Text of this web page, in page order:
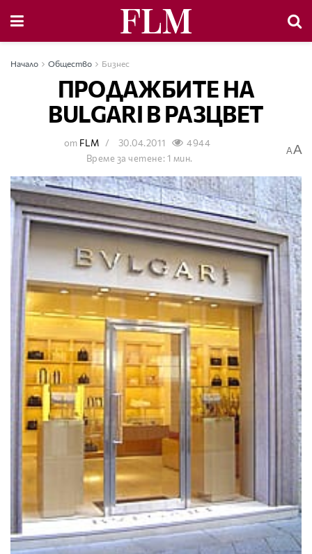
Начало Общество Бизнес
ПРОДАЖБИТЕ НА
BULGARI В РАЗЦВЕТ
от FLM 30.04.2011
4944
Време за четене: 1 мин.
AA